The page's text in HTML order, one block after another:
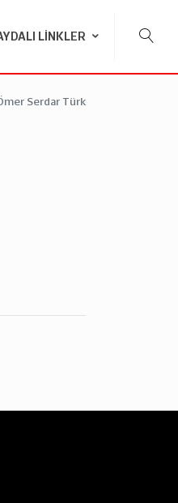
LINKLER
Serdar Türk